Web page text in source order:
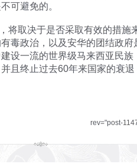
可避免的。
将取决于是否采取有效的措施
毒政治，以及安华的团结政府
设一流的世界级马来西亚民族
且终止过去60年来国家的衰
rev="post-